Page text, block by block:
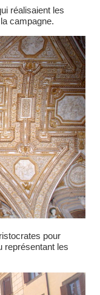
réalisaient les
campagne.
pour
représentant les